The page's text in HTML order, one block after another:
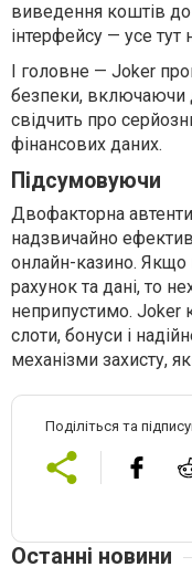
виведення коштів
інтерфейсу — усе тут
І головне — Joker
безпеки, включаючи
свідчить про
фінансових даних.
Підсумовуючи
Двофакторна
надзвичайно
онлайн-казино. Якщо
рахунок та дані, то
неприпустимо. Joker
слоти, бонуси і
механізми захисту,
Поділіться та
Останні новини